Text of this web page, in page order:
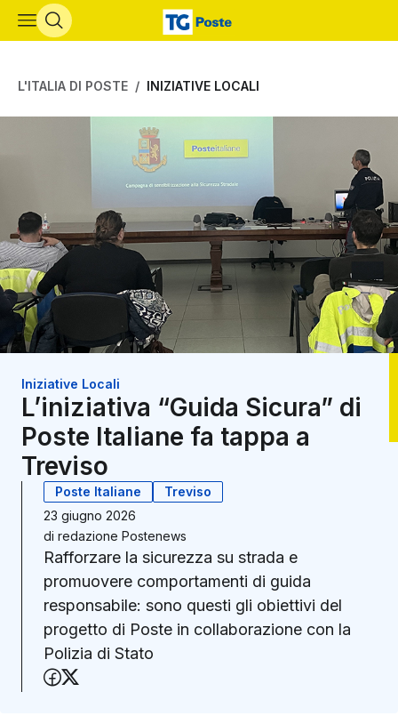
Vai al contenuto principale
L'ITALIA DI POSTE INIZIATIVE LOCALI
Iniziative Locali
L’iniziativa “Guida Sicura” di
Poste Italiane fa tappa a
Treviso
Poste Italiane
Treviso
23 giugno 2026
di redazione Postenews
Rafforzare la sicurezza su strada e
promuovere comportamenti di guida
responsabile: sono questi gli obiettivi del
progetto di Poste in collaborazione con la
Polizia di Stato
Condividi su Facebook